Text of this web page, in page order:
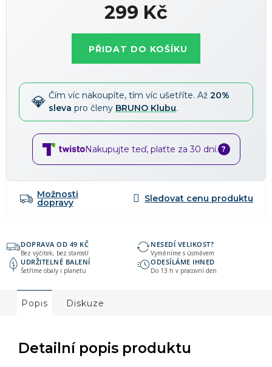
299 Kč
PŘIDAT DO KOŠÍKU
Čím víc nakoupíte, tím víc ušetříte. Až 20%
sleva pro členy BRUNO Klubu.
Nakupujte teď, plaťte za 30 dní. ?
Možnosti
dopravy
DOPRAVA OD 49 KČ
Bez výčitek, bez starostí
NESEDÍ VELIKOST?
Vyměníme s úsměvem
UDRŽITELNÉ BALENÍ
Šetříme obaly i planetu
ODESÍLÁME IHNED
Do 13 h v pracovní den
Popis Diskuze
Detailní popis produktu